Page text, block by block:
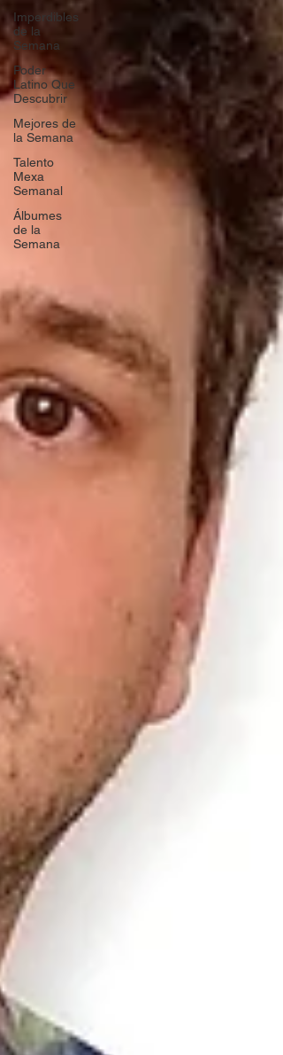
Imperdibles
de la
Semana
Poder
Latino Que
Descubrir
Mejores de
la Semana
Talento
Mexa
Semanal
Álbumes
de la
Semana